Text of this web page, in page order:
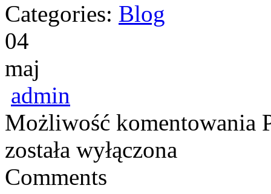
Categories: Blog
04
maj
admin
Możliwość komentowania
została wyłączona
Comments